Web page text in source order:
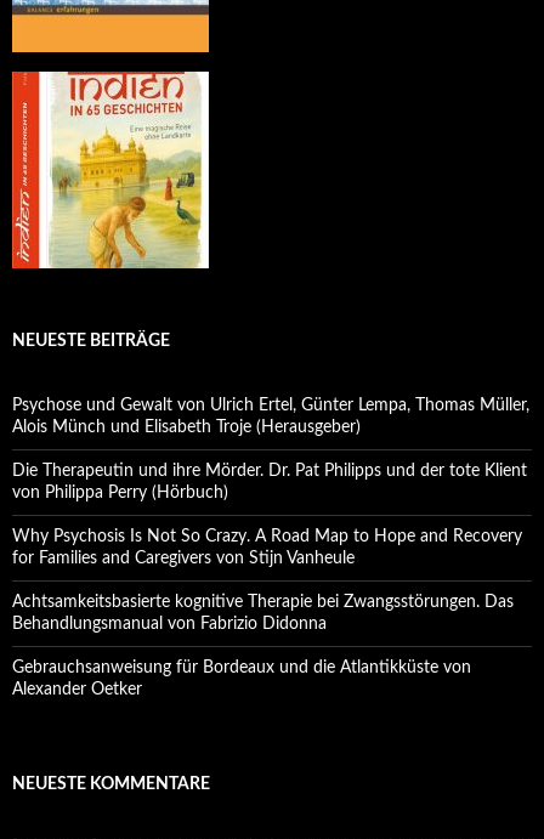
NEUESTE BEITRÄGE
Psychose und Gewalt von Ulrich Ertel, Günter Lempa, Thomas Müller,
Alois Münch und Elisabeth Troje (Herausgeber)
Die Therapeutin und ihre Mörder. Dr. Pat Philipps und der tote Klient
von Philippa Perry (Hörbuch)
Why Psychosis Is Not So Crazy. A Road Map to Hope and Recovery
for Families and Caregivers von Stijn Vanheule
Achtsamkeitsbasierte kognitive Therapie bei Zwangsstörungen. Das
Behandlungsmanual von Fabrizio Didonna
Gebrauchsanweisung für Bordeaux und die Atlantikküste von
Alexander Oetker
NEUESTE KOMMENTARE